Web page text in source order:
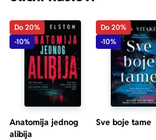
Do 20%
-10%
Anatomija jednog
alibija
Do 20%
-10%
Sve boje tame